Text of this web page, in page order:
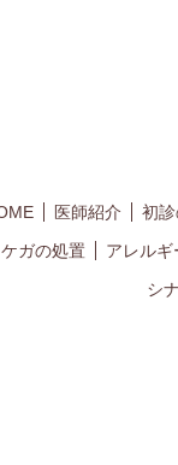
医師紹介 初
ケガの処置 アレルギ
シ